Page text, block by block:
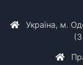
Україна, м.
(3